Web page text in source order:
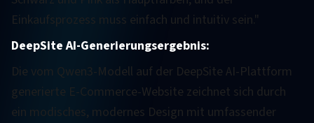
Einkaufsprozess muss einfach und intuitiv sein."
DeepSite AI-Generierungsergebnis:
Die vom Qwen3-Modell auf der DeepSite AI-Plattform
generierte E-Commerce-Website zeichnet sich durch
ein modisches, modernes Design mit umfassender